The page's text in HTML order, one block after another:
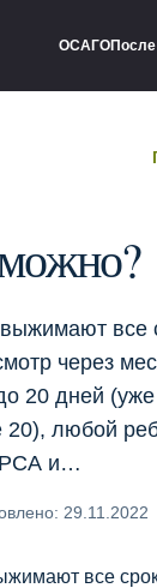
ОСАГО
все
через
20 дней
20), любой
РСА и…
29.11.2022
все